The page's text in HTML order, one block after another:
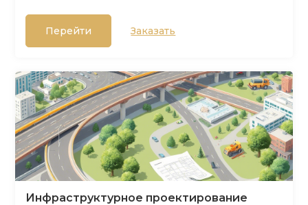
Перейти Заказать
Инфраструктурное проектирование